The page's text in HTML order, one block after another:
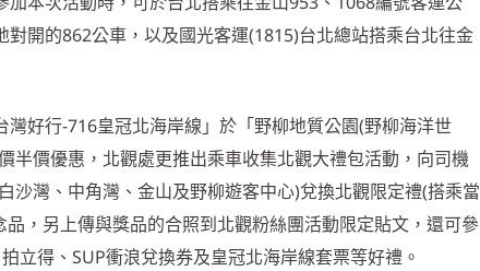
開的862公車，以及國光客運(1815)台北總站搭乘台北往金
好行-716皇冠北海岸線」於「野柳地質公園(野柳海洋世
半價優惠，北觀處更推出乘車收集北觀大禮包活動，向司機
沙灣、中角灣、金山及野柳遊客中心)兌換北觀限定禮(搭乘當
，另上傳與獎品的合照到北觀粉絲團活動限定貼文，還可參
立得、SUP衝浪兌換券及皇冠北海岸線套票等好禮。